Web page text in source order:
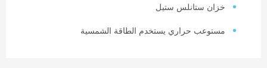
ستانلس ستيل
حراري يستخدم الطاقة الشمسية